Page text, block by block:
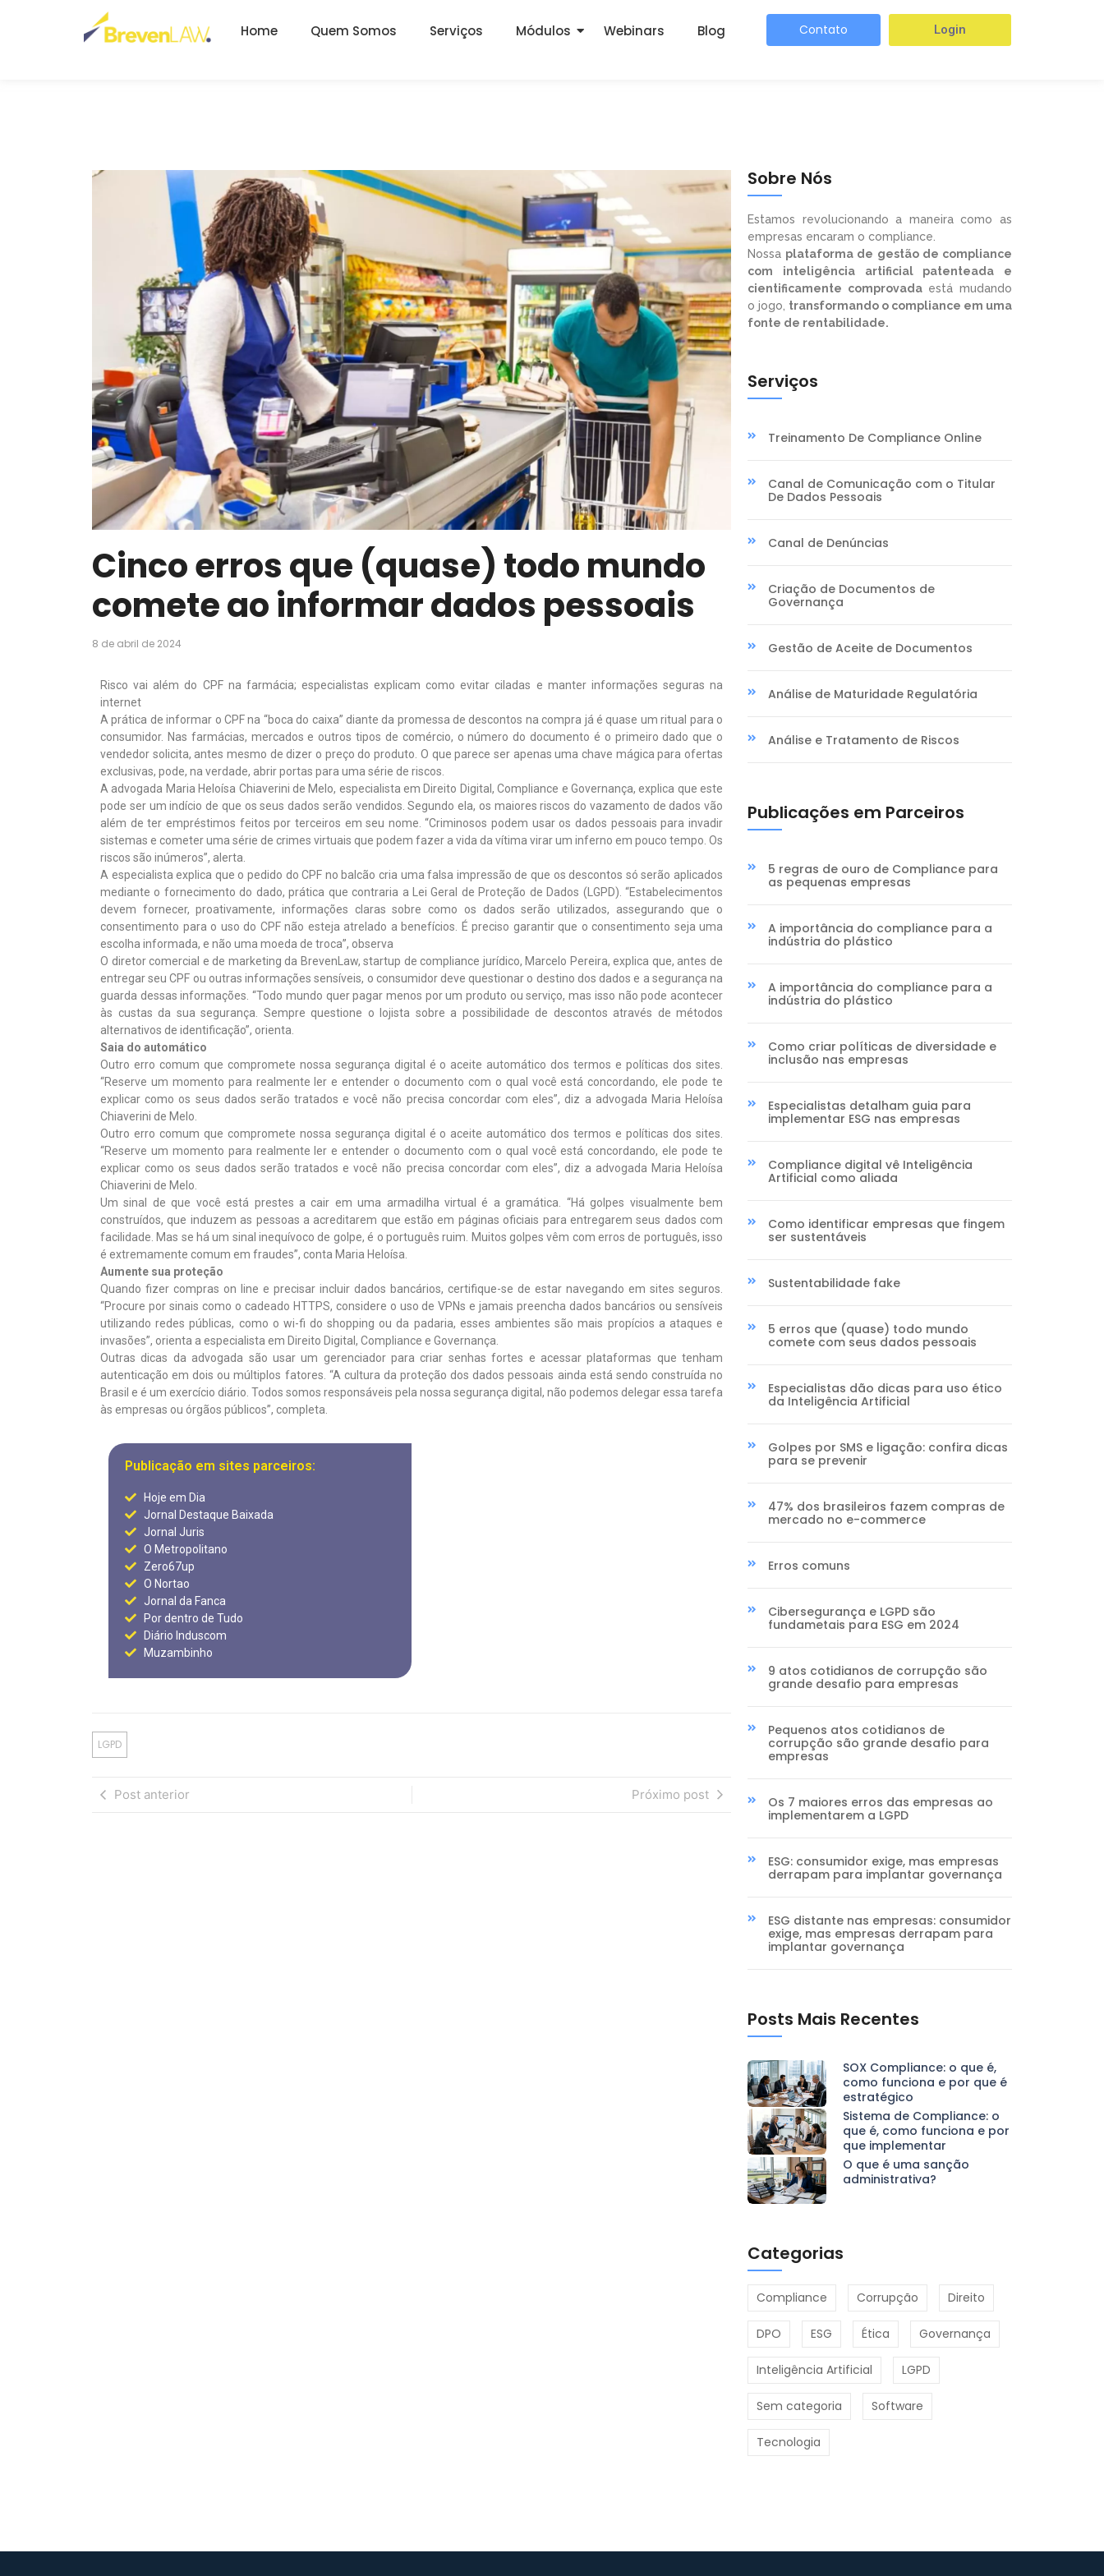
Home Quem Somos Serviços Módulos Webinars Blog Contato Login
Cinco erros que (quase) todo mundo
comete ao informar dados pessoais
8 de abril de 2024
Risco vai além do CPF na farmácia; especialistas explicam como evitar ciladas e manter informações seguras na
internet
A prática de informar o CPF na “boca do caixa” diante da promessa de descontos na compra já é quase um ritual para o
consumidor. Nas farmácias, mercados e outros tipos de comércio, o número do documento é o primeiro dado que o
vendedor solicita, antes mesmo de dizer o preço do produto. O que parece ser apenas uma chave mágica para ofertas
exclusivas, pode, na verdade, abrir portas para uma série de riscos.
A advogada Maria Heloísa Chiaverini de Melo, especialista em Direito Digital, Compliance e Governança, explica que este
pode ser um indício de que os seus dados serão vendidos. Segundo ela, os maiores riscos do vazamento de dados vão
além de ter empréstimos feitos por terceiros em seu nome. “Criminosos podem usar os dados pessoais para invadir
sistemas e cometer uma série de crimes virtuais que podem fazer a vida da vítima virar um inferno em pouco tempo. Os
riscos são inúmeros”, alerta.
A especialista explica que o pedido do CPF no balcão cria uma falsa impressão de que os descontos só serão aplicados
mediante o fornecimento do dado, prática que contraria a Lei Geral de Proteção de Dados (LGPD). “Estabelecimentos
devem fornecer, proativamente, informações claras sobre como os dados serão utilizados, assegurando que o
consentimento para o uso do CPF não esteja atrelado a benefícios. É preciso garantir que o consentimento seja uma
escolha informada, e não uma moeda de troca”, observa
O diretor comercial e de marketing da BrevenLaw, startup de compliance jurídico, Marcelo Pereira, explica que, antes de
entregar seu CPF ou outras informações sensíveis, o consumidor deve questionar o destino dos dados e a segurança na
guarda dessas informações. “Todo mundo quer pagar menos por um produto ou serviço, mas isso não pode acontecer
às custas da sua segurança. Sempre questione o lojista sobre a possibilidade de descontos através de métodos
alternativos de identificação”, orienta.
Saia do automático
Outro erro comum que compromete nossa segurança digital é o aceite automático dos termos e políticas dos sites.
“Reserve um momento para realmente ler e entender o documento com o qual você está concordando, ele pode te
explicar como os seus dados serão tratados e você não precisa concordar com eles”, diz a advogada Maria Heloísa
Chiaverini de Melo.
Outro erro comum que compromete nossa segurança digital é o aceite automático dos termos e políticas dos sites.
“Reserve um momento para realmente ler e entender o documento com o qual você está concordando, ele pode te
explicar como os seus dados serão tratados e você não precisa concordar com eles”, diz a advogada Maria Heloísa
Chiaverini de Melo.
Um sinal de que você está prestes a cair em uma armadilha virtual é a gramática. “Há golpes visualmente bem
construídos, que induzem as pessoas a acreditarem que estão em páginas oficiais para entregarem seus dados com
facilidade. Mas se há um sinal inequívoco de golpe, é o português ruim. Muitos golpes vêm com erros de português, isso
é extremamente comum em fraudes”, conta Maria Heloísa.
Aumente sua proteção
Quando fizer compras on line e precisar incluir dados bancários, certifique-se de estar navegando em sites seguros.
“Procure por sinais como o cadeado HTTPS, considere o uso de VPNs e jamais preencha dados bancários ou sensíveis
utilizando redes públicas, como o wi-fi do shopping ou da padaria, esses ambientes são mais propícios a ataques e
invasões”, orienta a especialista em Direito Digital, Compliance e Governança.
Outras dicas da advogada são usar um gerenciador para criar senhas fortes e acessar plataformas que tenham
autenticação em dois ou múltiplos fatores. “A cultura da proteção dos dados pessoais ainda está sendo construída no
Brasil e é um exercício diário. Todos somos responsáveis pela nossa segurança digital, não podemos delegar essa tarefa
às empresas ou órgãos públicos”, completa.
Publicação em sites parceiros:
Hoje em Dia
Jornal Destaque Baixada
Jornal Juris
O Metropolitano
Zero67up
O Nortao
Jornal da Fanca
Por dentro de Tudo
Diário Induscom
Muzambinho
LGPD
Post anterior Próximo post
Sobre Nós
Estamos revolucionando a maneira como as
empresas encaram o compliance.
Nossa plataforma de gestão de compliance
com inteligência artificial patenteada e
cientificamente comprovadaestá mudando
o jogo, transformando o compliance em uma
fonte de rentabilidade.
Serviços
Treinamento De Compliance Online
Canal de Comunicação com o Titular
De Dados Pessoais
Canal de Denúncias
Criação de Documentos de
Governança
Gestão de Aceite de Documentos
Análise de Maturidade Regulatória
Análise e Tratamento de Riscos
Publicações em Parceiros
5 regras de ouro de Compliance para
as pequenas empresas
A importância do compliance para a
indústria do plástico
A importância do compliance para a
indústria do plástico
Como criar políticas de diversidade e
inclusão nas empresas
Especialistas detalham guia para
implementar ESG nas empresas
Compliance digital vê Inteligência
Artificial como aliada
Como identificar empresas que fingem
ser sustentáveis
Sustentabilidade fake
5 erros que (quase) todo mundo
comete com seus dados pessoais
Especialistas dão dicas para uso ético
da Inteligência Artificial
Golpes por SMS e ligação: confira dicas
para se prevenir
47% dos brasileiros fazem compras de
mercado no e-commerce
Erros comuns
Cibersegurança e LGPD são
fundametais para ESG em 2024
9 atos cotidianos de corrupção são
grande desafio para empresas
Pequenos atos cotidianos de
corrupção são grande desafio para
empresas
Os 7 maiores erros das empresas ao
implementarem a LGPD
ESG: consumidor exige, mas empresas
derrapam para implantar governança
ESG distante nas empresas: consumidor
exige, mas empresas derrapam para
implantar governança
Posts Mais Recentes
SOX Compliance: o que é,
como funciona e por que é
estratégico
Sistema de Compliance: o
que é, como funciona e por
que implementar
O que é uma sanção
administrativa?
Categorias
Compliance Corrupção Direito
DPO ESG Ética Governança
Inteligência Artificial LGPD
Sem categoria Software
Tecnologia